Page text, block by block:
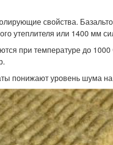
свойства.
утеплителя или 1400 мм
при температуре до 1000
понижают уровень шума на